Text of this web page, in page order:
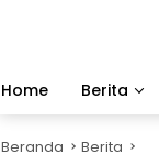
Home
Berita
Beranda Berita